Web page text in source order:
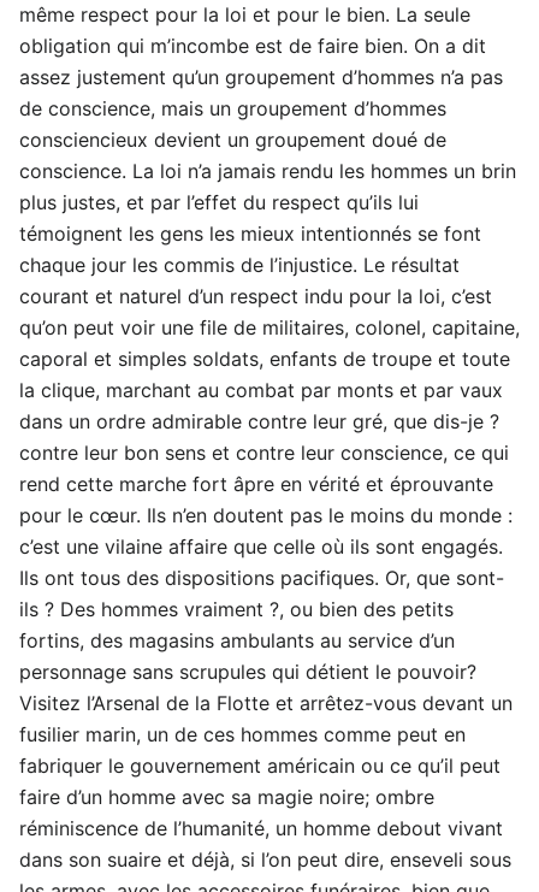
même respect pour la loi et pour le bien. La seule
obligation qui m’incombe est de faire bien. On a dit
assez justement qu’un groupement d’hommes n’a pas
de conscience, mais un groupement d’hommes
consciencieux devient un groupement doué de
conscience. La loi n’a jamais rendu les hommes un brin
plus justes, et par l’effet du respect qu’ils lui
témoignent les gens les mieux intentionnés se font
chaque jour les commis de l’injustice. Le résultat
courant et naturel d’un respect indu pour la loi, c’est
qu’on peut voir une file de militaires, colonel, capitaine,
caporal et simples soldats, enfants de troupe et toute
la clique, marchant au combat par monts et par vaux
dans un ordre admirable contre leur gré, que dis-je ?
contre leur bon sens et contre leur conscience, ce qui
rend cette marche fort âpre en vérité et éprouvante
pour le cœur. Ils n’en doutent pas le moins du monde :
c’est une vilaine affaire que celle où ils sont engagés.
Ils ont tous des dispositions pacifiques. Or, que sont-
ils ? Des hommes vraiment ?, ou bien des petits
fortins, des magasins ambulants au service d’un
personnage sans scrupules qui détient le pouvoir?
Visitez l’Arsenal de la Flotte et arrêtez-vous devant un
fusilier marin, un de ces hommes comme peut en
fabriquer le gouvernement américain ou ce qu’il peut
faire d’un homme avec sa magie noire; ombre
réminiscence de l’humanité, un homme debout vivant
dans son suaire et déjà, si l’on peut dire, enseveli sous